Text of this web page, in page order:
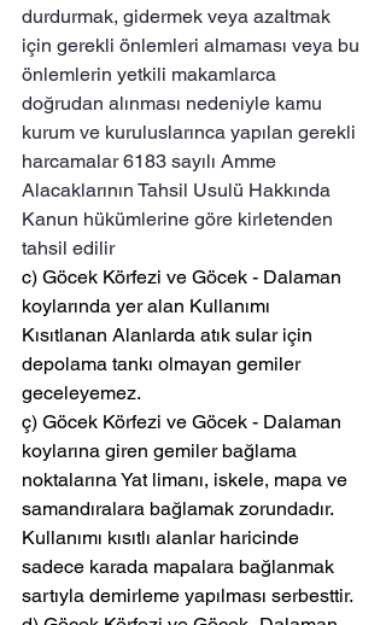
durdurmak, gidermek veya azaltmak
için gerekli önlemleri almaması veya bu
önlemlerin yetkili makamlarca
doğrudan alınması nedeniyle kamu
kurum ve kuruluslarınca yapılan gerekli
harcamalar 6183 sayılı Amme
Alacaklarının Tahsil Usulü Hakkında
Kanun hükümlerine göre kirletenden
tahsil edilir
c) Göcek Körfezi ve Göcek - Dalaman
koylarında yer alan Kullanımı
Kısıtlanan Alanlarda atık sular için
depolama tankı olmayan gemiler
geceleyemez.
ç) Göcek Körfezi ve Göcek - Dalaman
koylarına giren gemiler bağlama
noktalarına Yat limanı, iskele, mapa ve
samandıralara bağlamak zorundadır.
Kullanımı kısıtlı alanlar haricinde
sadece karada mapalara bağlanmak
sartıyla demirleme yapılması serbesttir.